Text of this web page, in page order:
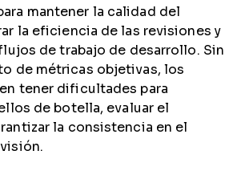
mantener la calidad del
la eficiencia de las revisiones y
de trabajo de desarrollo. Sin
de métricas objetivas, los
tener dificultades para
de botella, evaluar el
la consistencia en el